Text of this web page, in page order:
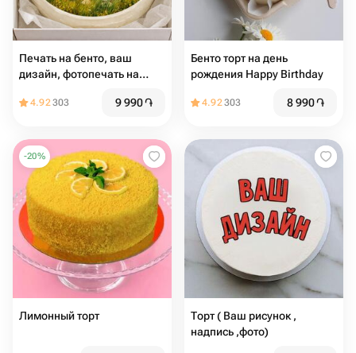
Печать на бенто, ваш
дизайн, фотопечать на
4.92303 9 990֏
Бенто торт на день
рождения Hapрy Birthday
4.92303 8 990֏
-20%
Лимонный торт
Торт ( Ваш рисунок ,
надпись ,фото)